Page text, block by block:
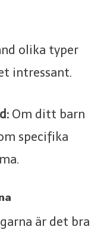
olika typer
intressant.
Om ditt barn
specifika
är det bra